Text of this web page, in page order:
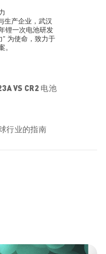
生产企业，武汉
锂一次电池研发
” 为使命，致力于
。
VS CR2 电池
行业的指南